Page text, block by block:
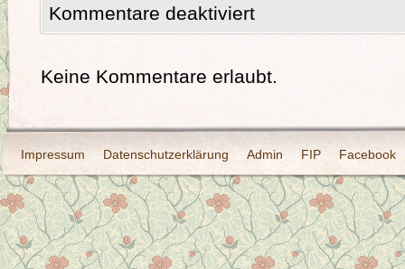
Kommentare deaktiviert
Keine Kommentare erlaubt.
Impressum Datenschutzerklärung Admin FIP Facebook